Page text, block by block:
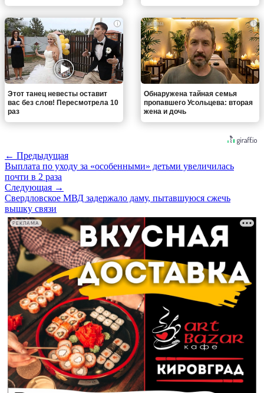
i
Этот танец невесты оставит
вас без слов! Пересмотрела 10
раз
i
Обнаружена тайная семья
пропавшего Усольцева: вторая
жена и дочь
← Предыдущая
Выплата по уходу за «особенными» детьми увеличилась
почти в 2 раза
Следующая →
Свердловское МВД задержало даму, пытавшуюся сжечь
вышку связи
РЕКЛАМА